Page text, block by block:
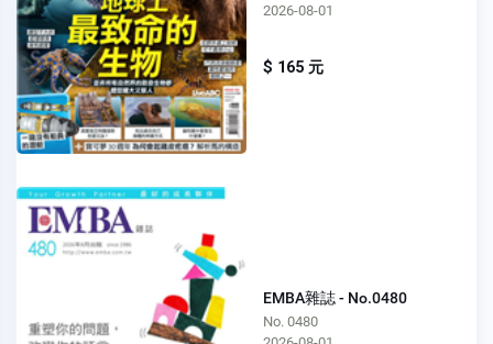
2026-08-01
$ 165 元
EMBA雜誌 - No.0480
No. 0480